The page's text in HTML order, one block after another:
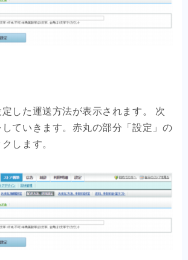
した運送方法が表示されます。 次
ていきます。赤丸の部分「設定」の
します。